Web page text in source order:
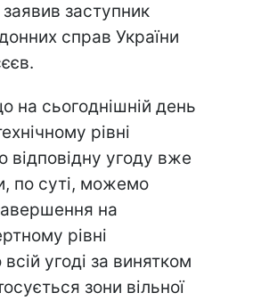
заступник
справ України
на сьогоднішній день
рівні
відповідну угоду вже
по суті, можемо
на
рівні
угоді за винятком
зони вільної